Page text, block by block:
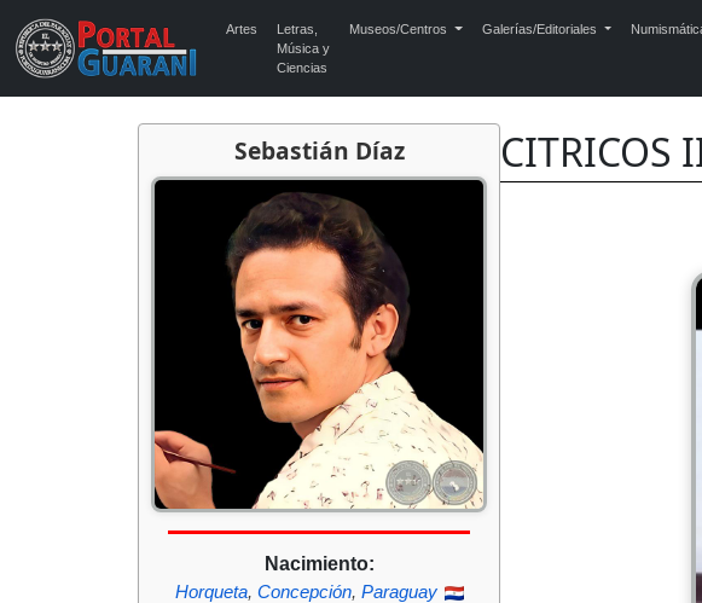
Artes
Letras,
Música y
Ciencias
Museos/Centros Galerías/Editoriales
Sebastián Díaz
Nacimiento:
Horqueta, Concepción, Paraguay
CITRICOS